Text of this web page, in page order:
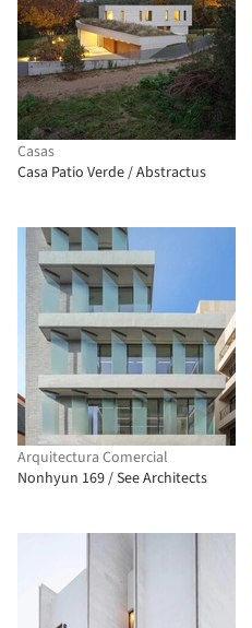
Casas
Casa Patio Verde / Abstractus
Arquitectura Comercial
Nonhyun 169 / See Architects